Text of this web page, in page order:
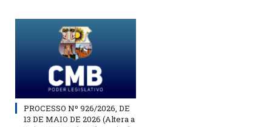
PROCESSO Nº 926/2026, DE
13 DE MAIO DE 2026 (Altera a